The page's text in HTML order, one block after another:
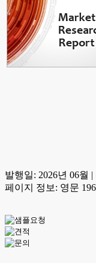
발행일: 2026년 06월 |
페이지 정보: 영문 196